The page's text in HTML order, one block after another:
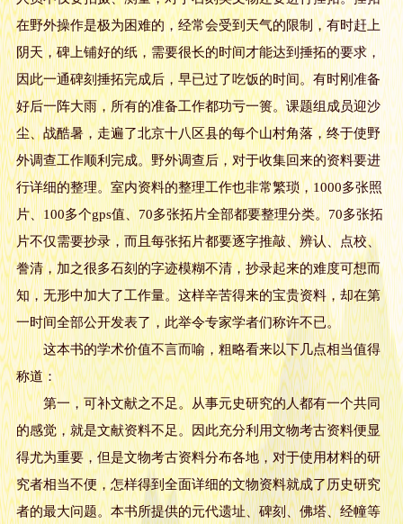
在野外操作是极为困难的，经常会受到天气的限制，有时赶上
阴天，碑上铺好的纸，需要很长的时间才能达到捶拓的要求，
因此一通碑刻捶拓完成后，早已过了吃饭的时间。有时刚准备
好后一阵大雨，所有的准备工作都功亏一篑。课题组成员迎沙
尘、战酷暑，走遍了北京十八区县的每个山村角落，终于使野
外调查工作顺利完成。野外调查后，对于收集回来的资料要进
行详细的整理。室内资料的整理工作也非常繁琐，1000多张照
片、100多个gps值、70多张拓片全部都要整理分类。70多张拓
片不仅需要抄录，而且每张拓片都要逐字推敲、辨认、点校、
誊清，加之很多石刻的字迹模糊不清，抄录起来的难度可想而
知，无形中加大了工作量。这样辛苦得来的宝贵资料，却在第
一时间全部公开发表了，此举令专家学者们称许不已。
这本书的学术价值不言而喻，粗略看来以下几点相当值得
称道：
第一，可补文献之不足。从事元史研究的人都有一个共同
的感觉，就是文献资料不足。因此充分利用文物考古资料便显
得尤为重要，但是文物考古资料分布各地，对于使用材料的研
究者相当不便，怎样得到全面详细的文物资料就成了历史研究
者的最大问题。本书所提供的元代遗址、碑刻、佛塔、经幢等